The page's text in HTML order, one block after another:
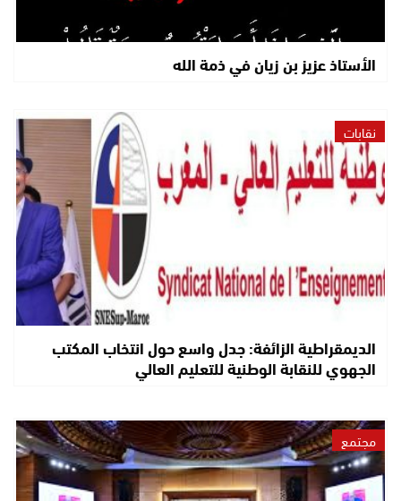
الأستاذ عزيز بن زيان في ذمة الله
نقابات
الديمقراطية الزائفة: جدل واسع حول انتخاب المكتب
الجهوي للنقابة الوطنية للتعليم العالي
مجتمع